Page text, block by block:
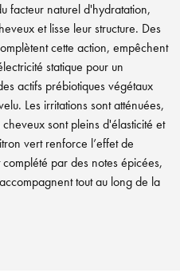
facteur naturel d'hydratation,
et lisse leur structure. Des
cette action, empêchent
statique pour un
actifs prébiotiques végétaux
Les irritations sont atténuées,
sont pleins d'élasticité et
vert renforce l’effet de
par des notes épicées,
tout au long de la